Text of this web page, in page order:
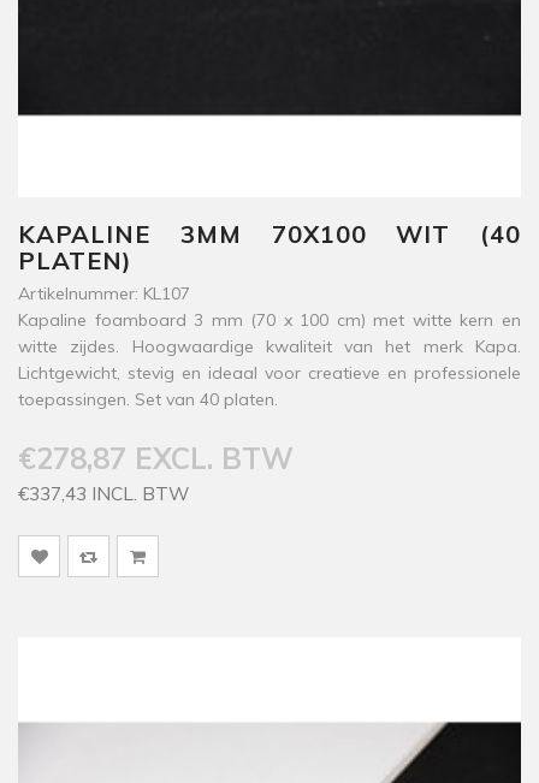
KAPALINE 3MM 70X100 WIT (40
PLATEN)
Artikelnummer: KL107
Kapaline foamboard 3 mm (70 x 100 cm) met witte kern en
witte zijdes. Hoogwaardige kwaliteit van het merk Kapa.
Lichtgewicht, stevig en ideaal voor creatieve en professionele
toepassingen. Set van 40 platen.
€278,87 EXCL. BTW
€337,43 INCL. BTW